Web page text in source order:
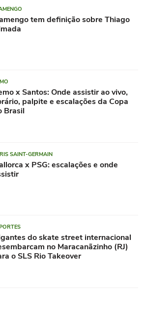
tem definição sobre Thiago
x Santos: Onde assistir ao vivo,
palpite e escalações da Copa
Brasil
SAINT-GERMAIN
x PSG: escalações e onde
do skate street internacional
no Maracanãzinho (RJ)
o SLS Rio Takeover